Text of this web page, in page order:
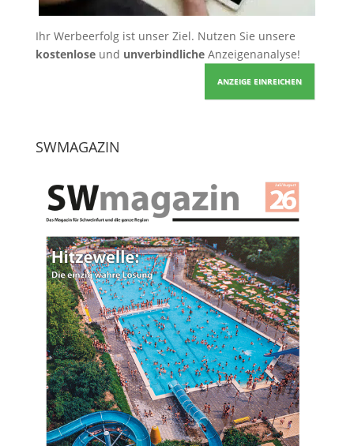
Ihr Werbeerfolg ist unser Ziel. Nutzen Sie unsere
kostenloseund unverbindlicheAnzeigenanalyse!
ANZEIGE EINREICHEN
SWMAGAZIN